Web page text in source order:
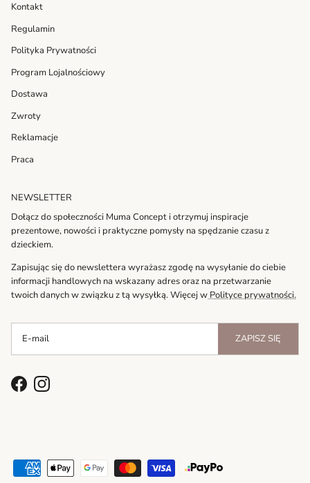
Kontakt
Regulamin
Polityka Prywatności
Program Lojalnościowy
Dostawa
Zwroty
Reklamacje
Praca
NEWSLETTER
Dołącz do społeczności Muma Concept i otrzymuj inspiracje
prezentowe, nowości i praktyczne pomysły na spędzanie czasu z
dzieckiem.
Zapisując się do newslettera wyrażasz zgodę na wysyłanie do ciebie
informacji handlowych na wskazany adres oraz na przetwarzanie
twoich danych w związku z tą wysyłką. Więcej w Polityce prywatności.
ZAPISZ SIĘ
FacebookInstagram